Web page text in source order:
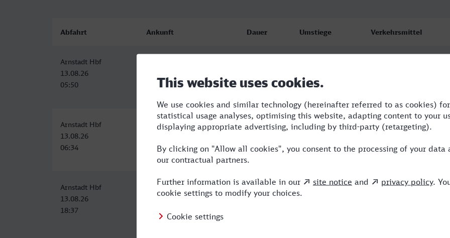
Abfahrt Ankunft Dauer Umstiege Verkehrsmittel
Arnstadt Hbf
13.08.26
05:50
Arnstadt Hbf
13.08.26
06:34
Magdeburg Hbf
09:23
2:49 2 STB,RE,ICE
Arnstadt Hbf
13.08.26
18:37
Magdeburg Hbf
13.08.26
2:47 2 STB,RE,ICE